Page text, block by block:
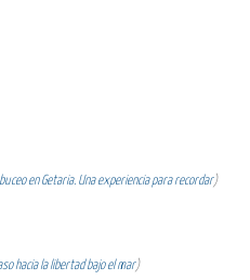
en Getaria. Una experiencia para recordar)
hacia la libertad bajo el mar)